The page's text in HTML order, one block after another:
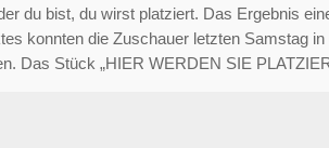
du bist, du wirst platziert. Das Ergebnis
konnten die Zuschauer letzten Samstag in
Das Stück „HIER WERDEN SIE